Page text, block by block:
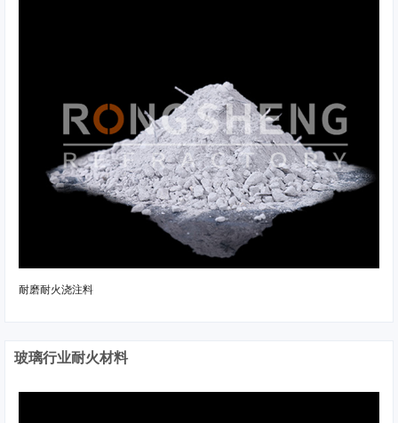
耐磨耐火浇注料
玻璃行业耐火材料